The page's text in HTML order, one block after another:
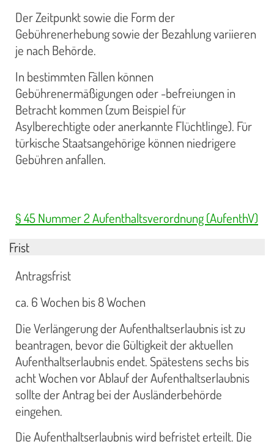
Der Zeitpunkt sowie die Form der
Gebührenerhebung sowie der Bezahlung variieren
je nach Behörde.
In bestimmten Fällen können
Gebührenermäßigungen oder -befreiungen in
Betracht kommen (zum Beispiel für
Asylberechtigte oder anerkannte Flüchtlinge). Für
türkische Staatsangehörige können niedrigere
Gebühren anfallen.
§ 45 Nummer 2 Aufenthaltsverordnung (AufenthV)
Frist
Antragsfrist
ca. 6 Wochen bis 8 Wochen
Die Verlängerung der Aufenthaltserlaubnis ist zu
beantragen, bevor die Gültigkeit der aktuellen
Aufenthaltserlaubnis endet. Spätestens sechs bis
acht Wochen vor Ablauf der Aufenthaltserlaubnis
sollte der Antrag bei der Ausländerbehörde
eingehen.
Die Aufenthaltserlaubnis wird befristet erteilt. Die